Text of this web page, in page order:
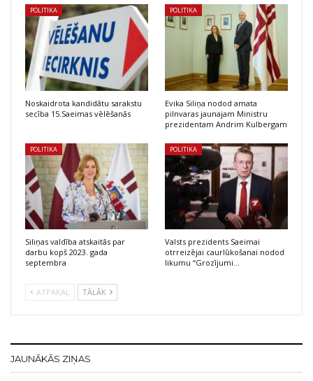
POLITIKA
Noskaidrota kandidātu sarakstu
secība 15.Saeimas vēlēšanās
POLITIKA
Evika Siliņa nodod amata
pilnvaras jaunajam Ministru
prezidentam Andrim Kulbergam
POLITIKA
Siliņas valdība atskaitās par
darbu kopš 2023. gada
septembra
POLITIKA
Valsts prezidents Saeimai
otrreizējai caurlūkošanai nodod
likumu “Grozījumi…
ATPAKAĻ TĀLĀK
JAUNĀKĀS ZIŅAS